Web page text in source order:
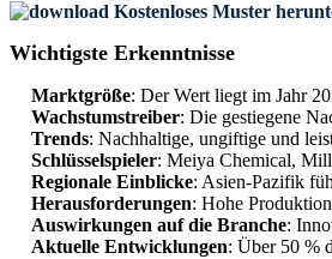
Kostenloses Muster
Wichtigste Erkenntnisse
Marktgröße: Der Wert liegt im Jahr
Wachstumstreiber: Die gestiegene
Trends: Nachhaltige, ungiftige und
Schlüsselspieler: Meiya Chemical,
Regionale Einblicke: Asien-Pazifik
Herausforderungen: Hohe
Auswirkungen auf die Branche:
Aktuelle Entwicklungen: Über 50 %